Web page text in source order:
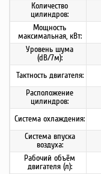
Количество
цилиндров:
Мощность
максимальная, кВт:
Уровень шума
(dB/7м):
Тактность двигателя:
Расположение
цилиндров:
Система охлаждения:
Система впуска
воздуха:
Рабочий объём
двигателя (л):